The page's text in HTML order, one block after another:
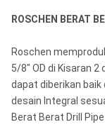
ROSCHEN BERAT
Roschen
5/8" OD di Kisaran 2
dapat diberikan baik
desain Integral
Berat Berat Drill